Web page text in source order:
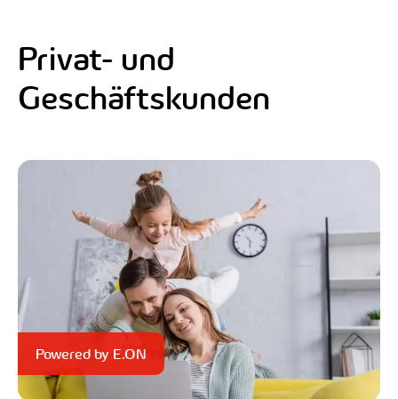
Privat- und
Geschäftskunden
Powered by E.ON